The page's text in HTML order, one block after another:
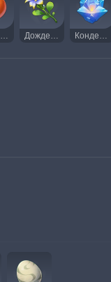
Пузырин Дожделотос Конденсирующиеся кристаллы